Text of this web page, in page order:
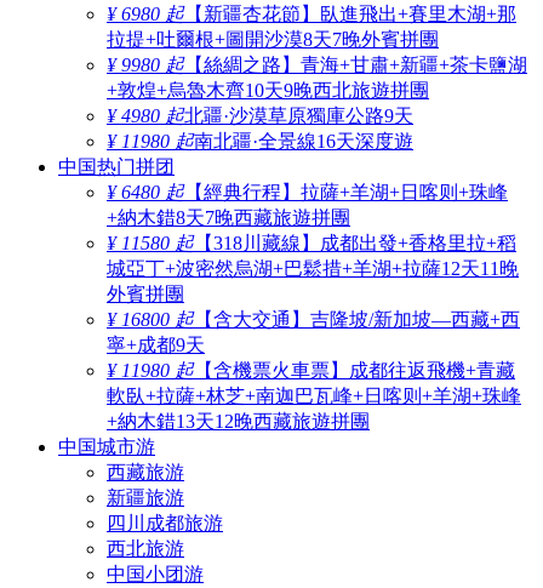
¥ 6980 起【新疆杏花節】臥進飛出+賽里木湖+那
拉提+吐爾根+圖開沙漠8天7晚外賓拼團
¥ 9980 起【絲綢之路】青海+甘肅+新疆+茶卡鹽湖
+敦煌+烏魯木齊10天9晚西北旅遊拼團
¥ 4980 起北疆·沙漠草原獨庫公路9天
¥ 11980 起南北疆·全景線16天深度遊
中国热门拼团
¥ 6480 起【經典行程】拉薩+羊湖+日喀则+珠峰
+納木錯8天7晚西藏旅遊拼團
¥ 11580 起【318川藏線】成都出發+香格里拉+稻
城亞丁+波密然烏湖+巴鬆措+羊湖+拉薩12天11晚
外賓拼團
¥ 16800 起【含大交通】吉隆坡/新加坡—西藏+西
寧+成都9天
¥ 11980 起【含機票火車票】成都往返飛機+青藏
軟臥+拉薩+林芝+南迦巴瓦峰+日喀则+羊湖+珠峰
+納木錯13天12晚西藏旅遊拼團
中国城市游
西藏旅游
新疆旅游
四川成都旅游
西北旅游
中国小团游